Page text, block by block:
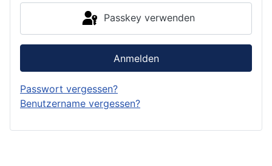
Passkey verwenden
Anmelden
Passwort vergessen?
Benutzername vergessen?